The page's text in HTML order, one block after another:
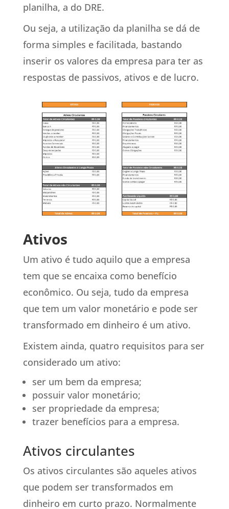
planilha, a do DRE.
Ou seja, a utilização da planilha se dá de
forma simples e facilitada, bastando
inserir os valores da empresa para ter as
respostas de passivos, ativos e de lucro.
Ativos
Um ativo é tudo aquilo que a empresa
tem que se encaixa como benefício
econômico. Ou seja, tudo da empresa
que tem um valor monetário e pode ser
transformado em dinheiro é um ativo.
Existem ainda, quatro requisitos para ser
considerado um ativo:
ser um bem da empresa;
possuir valor monetário;
ser propriedade da empresa;
trazer benefícios para a empresa.
Ativos circulantes
Os ativos circulantes são aqueles ativos
que podem ser transformados em
dinheiro em curto prazo. Normalmente